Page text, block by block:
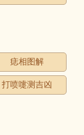
痣相图解
打喷嚏测吉凶